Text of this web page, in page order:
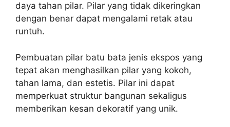
daya tahan pilar. Pilar yang tidak dikeringkan
dengan benar dapat mengalami retak atau
runtuh.
Pembuatan pilar batu bata jenis ekspos yang
tepat akan menghasilkan pilar yang kokoh,
tahan lama, dan estetis. Pilar ini dapat
memperkuat struktur bangunan sekaligus
memberikan kesan dekoratif yang unik.